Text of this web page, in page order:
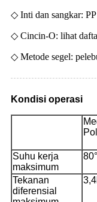
◇ Inti dan sangkar: PP
◇ Cincin-O: lihat
◇ Metode segel:
Kondisi operasi
Suhu kerja
maksimum
Tekanan
diferensial